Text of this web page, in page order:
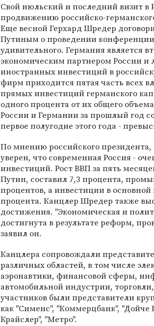
Свой июльский и последний визит
продвижению российско-
Еще весной Герхард Шредер
Путиным о проведении
удивительного. Германия является
экономическим партнером России
иностранных инвестиций в
фирм приходится пятая часть всех
прямых инвестиций германского
одного процента от их общего
России и Германии за прошлый год
первое полугодие этого года -
По мнению российского
уверен, что современная Россия -
инвестиций. Рост ВВП за пять
Путин, составил 7,3 процента,
процентов, а инвестиции в
процента. Канцлер Шредер также
достижения. "Экономическая и
достигнута в результате реформ,
заявил он.
Канцлера сопровождали
различных областей, в том числе
аэронавтики, финансовой сферы,
автомобильной индустрии,
участников были представители
как "Сименс", "Коммерцбанк", "Дойче
Крайслер", "Метро".